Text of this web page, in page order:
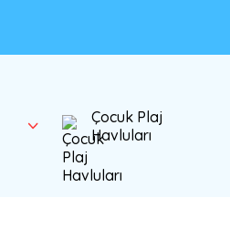
Çocuk Plaj
Havluları